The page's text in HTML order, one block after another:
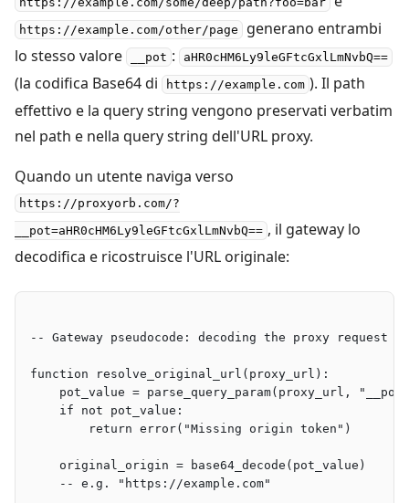
https://example.com/other/page
generano entrambi
lo stesso valore
__pot : aHR0cHM6Ly9leGFtcGxlLmNvbQ==
(la codifica Base64 di https://example.com ). Il path
effettivo e la query string vengono preservati verbatim
nel path e nella query string dell'URL proxy.
Quando un utente naviga verso
https://proxyorb.com/?
__pot=aHR0cHM6Ly9leGFtcGxlLmNvbQ== , il gateway lo
decodifica e ricostruisce l'URL originale:
-- Gateway pseudocode: decoding the proxy request
function resolve_original_url(proxy_url):
pot_value = parse_query_param(proxy_url,
    if not pot_value:
        return error("Missing origin token")
    original_origin = base64_decode(pot_value)
    -- e.g. "https://example.com"